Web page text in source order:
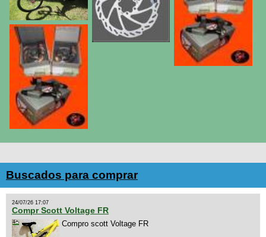
Buscados para comprar
24/07/26 17:07
Compr Scott Voltage FR
Compro scott Voltage FR